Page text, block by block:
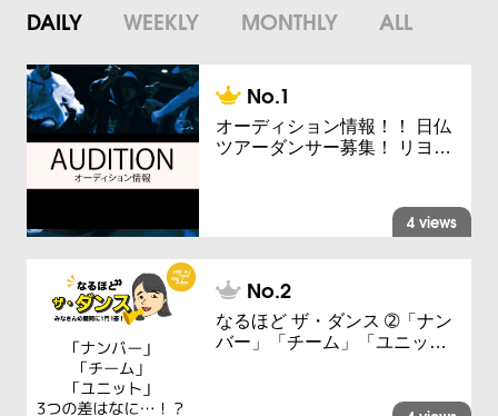
DAILY WEEKLY MONTHLY ALL
オーディション情報！！ 日仏
ツアーダンサー募集！ リヨ…
4 views
なるほど ザ・ダンス ➁「ナン
バー」「チーム」「ユニッ…